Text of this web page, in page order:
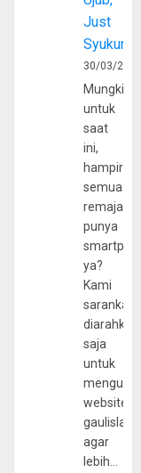
Just
Syukur
30/03/
Mungkin
untuk
saat
ini,
hampir
semua
remaja
punya
ya?
Kami
sarankan,
diarahkan
saja
untuk
website
agar
lebih…